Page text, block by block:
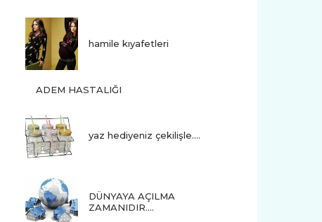
hamile kıyafetleri
ADEM HASTALIĞI
yaz hediyeniz çekilişle....
DÜNYAYA AÇILMA
ZAMANIDIR….